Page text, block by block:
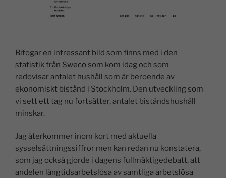
Bifogar en intressant bild som finns med i den
statistik från Sweco som kom idag och som
redovisar antalet hushåll som är beroende av
ekonomiskt bistånd i Stockholm. Den utveckling som
vi sett ett tag nu fortsätter, antalet biståndshushåll
minskar.
Jag återkommer inom kort med aktuella
sysselsättningssiffror men kan redan nu konstatera,
som jag också gjorde i dagens fullmäktigedebatt, att
andelen långtidsarbetslösa av samtliga arbetslösa